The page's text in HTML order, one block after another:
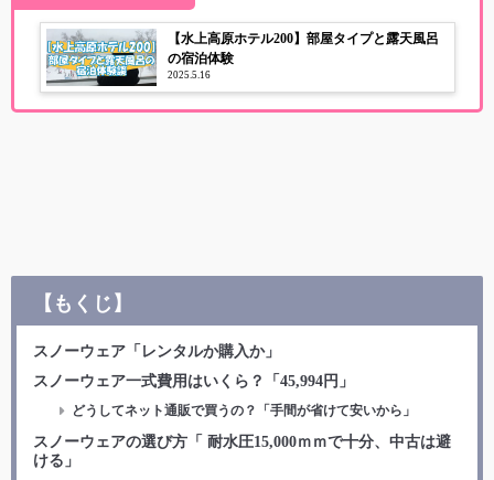
【水上高原ホテル200】部屋タイプと露天風呂
の宿泊体験
2025.5.16
【もくじ】
スノーウェア「レンタルか購入か」
スノーウェア一式費用はいくら？「45,994円」
どうしてネット通販で買うの？「手間が省けて安いから」
スノーウェアの選び方「 耐水圧15,000ｍｍで十分、中古は避
ける」